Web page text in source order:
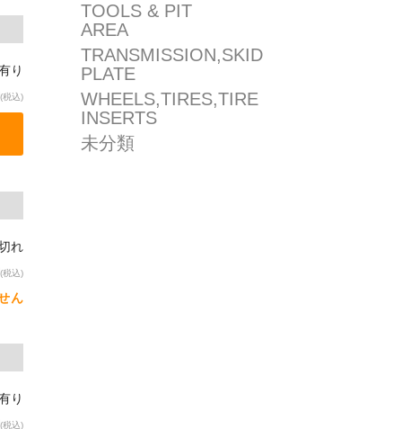
り
(税込)
れ
(税込)
ん
り
(税込)
TOOLS & PIT
AREA
TRANSMISSION,SKID
PLATE
WHEELS,TIRES,TIRE
INSERTS
未分類